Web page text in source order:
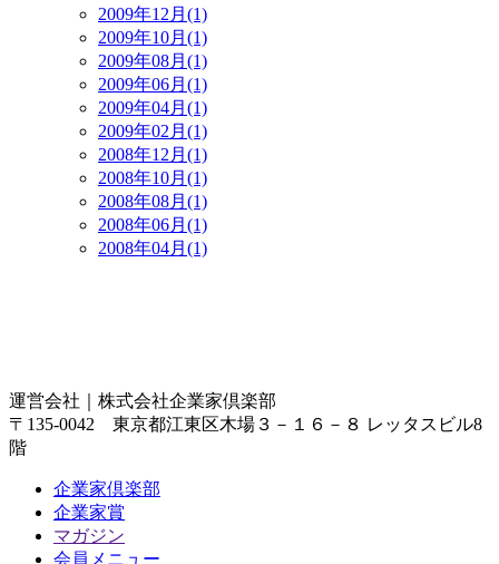
2009年12月(1)
2009年10月(1)
2009年08月(1)
2009年06月(1)
2009年04月(1)
2009年02月(1)
2008年12月(1)
2008年10月(1)
2008年08月(1)
2008年06月(1)
2008年04月(1)
運営会社｜ 株式会社企業家倶楽部
〒135-0042 東京都江東区木場３－１６－８ レッタスビル8
階
企業家倶楽部
企業家賞
マガジン
会員メニュー